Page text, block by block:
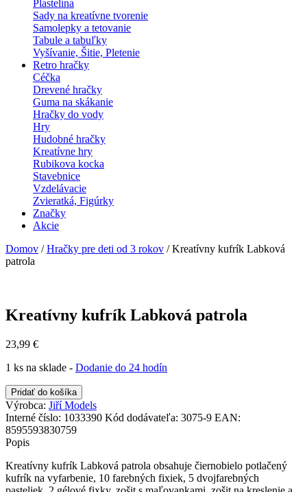
Plastelína
Sady na kreatívne tvorenie
Samolepky a tetovanie
Tabule a tabuľky
Vyšívanie, Šitie, Pletenie
Retro hračky
Céčka
Drevené hračky
Guma na skákanie
Hračky do vody
Hry
Hudobné hračky
Kreatívne hry
Rubikova kocka
Stavebnice
Vzdelávacie
Zvieratká, Figúrky
Značky
Akcie
Domov /Hračky pre deti od 3 rokov / Kreatívny kufrík Labková
patrola
Kreatívny kufrík Labková patrola
23,99 €
1 ks na sklade - Dodanie do 24 hodín
množstvo
Kreatívny
kufrík
Labková
patrola
Pridať do košíka
Výrobca: Jiří Models
Interné číslo: 1033390 Kód dodávateľa: 3075-9 EAN:
8595593830759
Popis
Kreatívny kufrík Labková patrola obsahuje čiernobielo potlačený
kufrík na vyfarbenie, 10 farebných fixiek, 5 dvojfarebných